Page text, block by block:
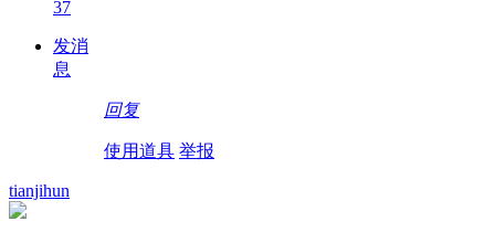
37
发消
息
回复
使用道具 举报
tianjihun